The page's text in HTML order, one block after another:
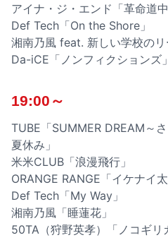
アイナ・ジ・エンド「革命道中
Def Tech「On the Shore」
湘南乃風 feat. 新しい学校のリ
Da-iCE「ノンフィクションズ」
19:00～
TUBE「SUMMER DREAM～
夏休み」
米米CLUB「浪漫飛行」
ORANGE RANGE「イケナイ太
Def Tech「My Way」
湘南乃風「睡蓮花」
50TA（狩野英孝）「ノコギリ